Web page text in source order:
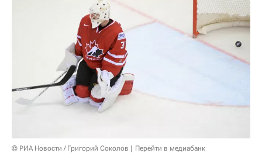
© РИА Новости / Григорий Соколов Перейти в медиабанк